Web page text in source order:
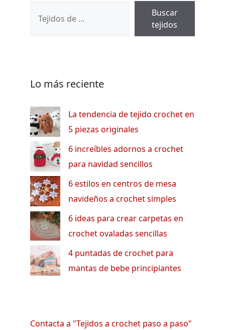
Buscar
tejidos
Lo más reciente
La tendencia de tejido crochet en
5 piezas originales
6 increíbles adornos a crochet
para navidad sencillos
6 estilos en centros de mesa
navideños a crochet simples
6 ideas para crear carpetas en
crochet ovaladas sencillas
4 puntadas de crochet para
mantas de bebe principiantes
Contacta a "Tejidos a crochet paso a paso"